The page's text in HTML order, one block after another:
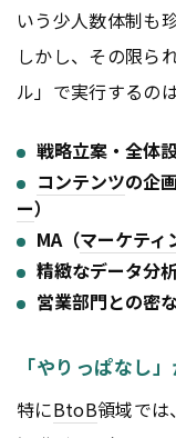
いう少人数体制も
しかし、その限ら
ル」で実行するの
戦略立案・全体
コンテンツの企
ー）
MA（マーケティ
精緻なデータ分
営業部門との密
「やりっぱなし
特にBtoB領域では